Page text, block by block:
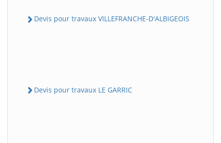
Devis pour travaux VILLEFRANCHE-D'ALBIGEOIS
Devis pour travaux LE GARRIC